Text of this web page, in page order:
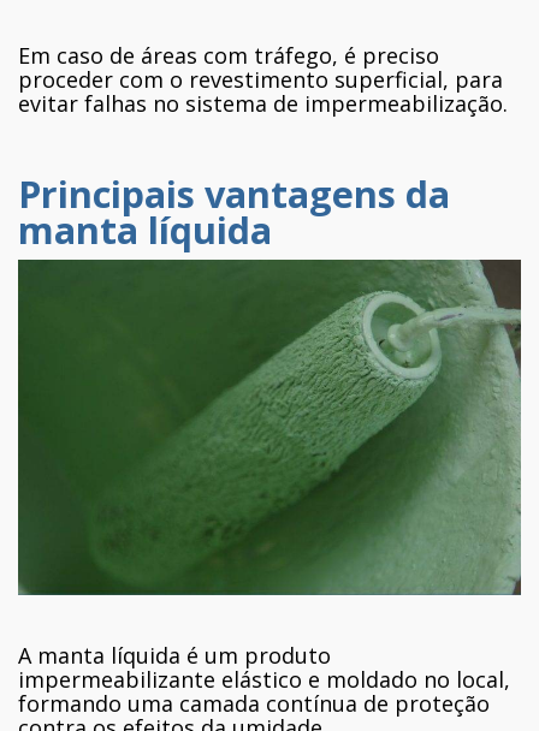
Em caso de áreas com tráfego, é preciso
proceder com o revestimento superficial, para
evitar falhas no sistema de impermeabilização.
Principais vantagens da
manta líquida
A manta líquida é um produto
impermeabilizante elástico e moldado no local,
formando uma camada contínua de proteção